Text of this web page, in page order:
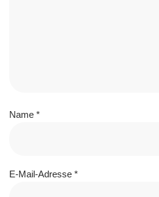
Name *
E-Mail-Adresse *